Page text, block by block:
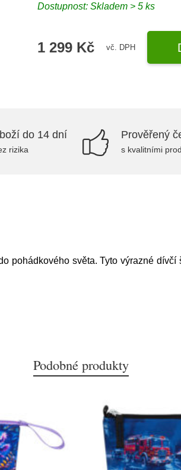
Dostupnost: Skladem > 5 ks
1 299 Kč vč. DPH
do 14 dní
rizika
Prověřený
s kvalitními
pohádkového světa. Tyto výrazné
Podobné produkty